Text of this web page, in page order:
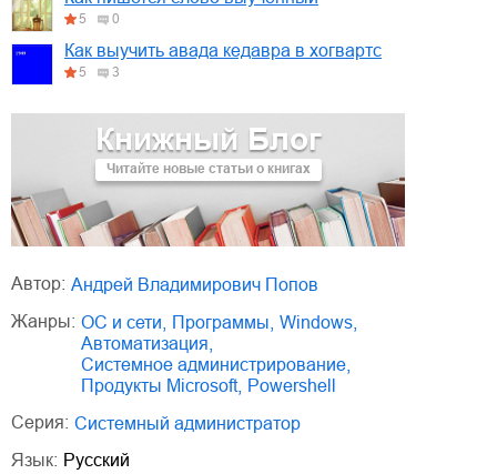
Книжный Блог
Читайте новые статьи о книгах
5 0
Как выучить авада кедавра в хогвартс
5 3
Автор:
Андрей Владимирович Попов
Жанры:
ОС и сети программы Windows
автоматизация
системное администрирование
продукты Microsoft,
Powershell
Серия:
Системный администратор
Язык: Русский